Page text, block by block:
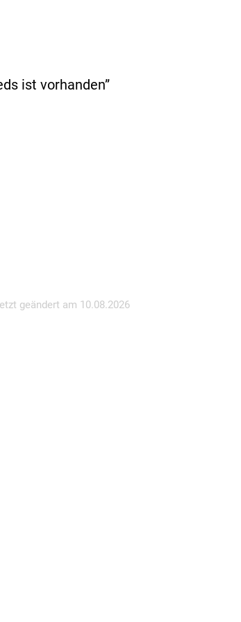
ist vorhanden”
geändert am 10.08.2026